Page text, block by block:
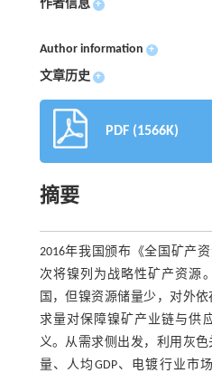
作者信息 +
Author information +
文章历史 +
PDF (1566K)
摘要
2016年我国颁布《全国矿产
次将镍列为战略性矿产资源
国，但镍资源储量少，对外
求量对保障镍矿产业链与供
义。从需求侧出发，利用灰
量、人均GDP、电镀行业市